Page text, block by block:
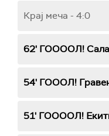
Крај меча - 4:0
62' ГООООЛ!
54' ГОООЛ!
51' ГООООЛ!